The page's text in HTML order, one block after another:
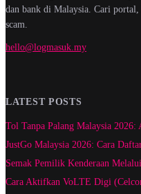
dan bank di Malaysia. Cari
scam.
hello@logmasuk.my
LATEST POSTS
Tol Tanpa Palang Malaysia
JustGo Malaysia 2026: Cara
Semak Pemilik Kenderaan
Cara Aktifkan VoLTE Digi